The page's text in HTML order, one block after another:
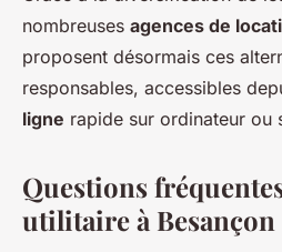
nombreuses agences de
proposent désormais ces
responsables, accessibles
ligne rapide sur ordinateur ou
Questions
utilitaire à Besançon